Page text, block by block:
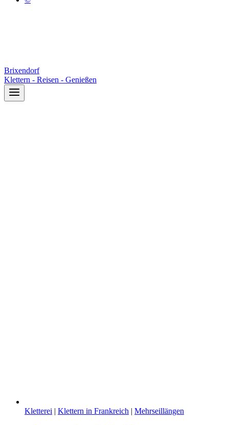
Brixendorf
Klettern - Reisen - Genießen
Kletterei | Klettern in Frankreich | Mehrseillängen